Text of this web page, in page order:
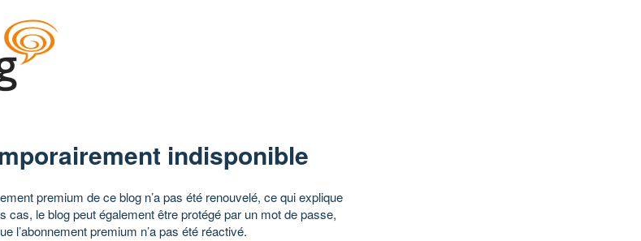
indisponible
premium de ce blog n’a pas été renouvelé, ce qui explique
cas, le blog peut également être protégé par un mot de passe,
l’abonnement premium n’a pas été réactivé.